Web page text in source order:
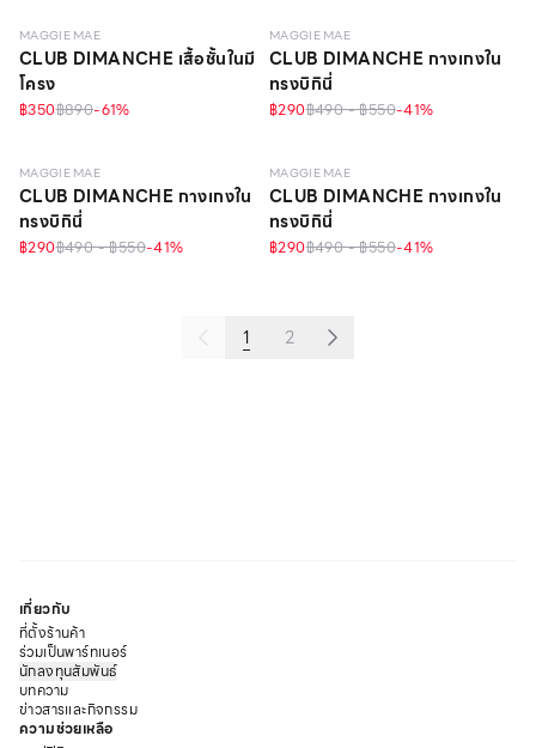
MAGGIE MAE
CLUB DIMANCHE เสื้อชั้นในมี
โครง
฿350฿890-61%
MAGGIE MAE
CLUB DIMANCHE กางเกงใน
ทรงบิกินี่
฿290฿490 - ฿550-41%
MAGGIE MAE
CLUB DIMANCHE กางเกงใน
ทรงบิกินี่
฿290฿490 - ฿550-41%
MAGGIE MAE
CLUB DIMANCHE กางเกงใน
ทรงบิกินี่
฿290฿490 - ฿550-41%
1 2
เกี่ยวกับ
ที่ตั้งร้านค้า
ร่วมเป็นพาร์ทเนอร์
นักลงทุนสัมพันธ์
บทความ
ข่าวสารและกิจกรรม
ความช่วยเหลือ